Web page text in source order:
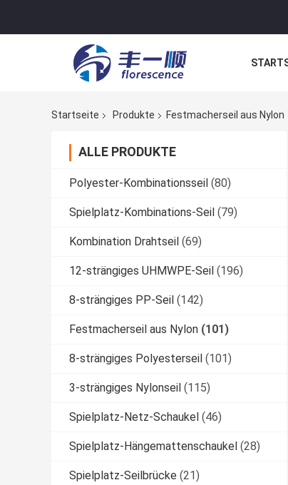
Startseite
Produkte Festmacherseil aus Nylon
ALLE PRODUKTE
Polyester-Kombinationsseil (80)
Spielplatz-Kombinations-Seil (79)
Kombination Drahtseil (69)
12-strängiges UHMWPE-Seil (196)
8-strängiges PP-Seil (142)
Festmacherseil aus Nylon (101)
8-strängiges Polyesterseil (101)
3-strängiges Nylonseil (115)
Spielplatz-Netz-Schaukel (46)
Spielplatz-Hängemattenschaukel (28)
Spielplatz-Seilbrücke (21)